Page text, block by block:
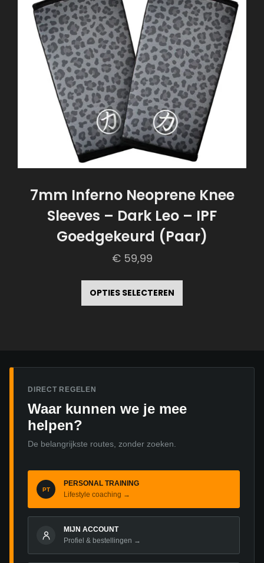
7mm Inferno Neoprene Knee
Sleeves – Dark Leo – IPF
Goedgekeurd (Paar)
€59,99
OPTIES SELECTEREN
heeft
gekozen
de
DIRECT REGELEN
Waar kunnen we je mee
helpen?
De belangrijkste routes, zonder zoeken.
PT
PERSONAL TRAINING
Lifestyle coaching →
MIJN ACCOUNT
Profiel & bestellingen →